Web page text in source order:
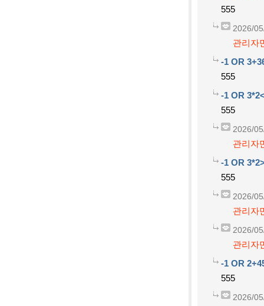
555
2026/
관리자
-1 OR
555
-1 OR
555
2026/
관리자
-1 OR
555
2026/
관리자
2026/
관리자
-1 OR
555
2026/